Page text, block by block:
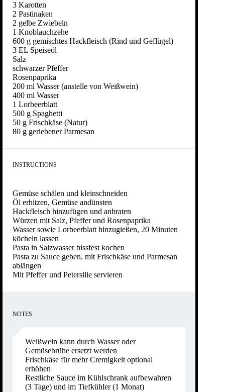
3 Karotten
2 Pastinaken
2 gelbe Zwiebeln
1 Knoblauchzehe
600 g gemischtes Hackfleisch (Rind und Geflügel)
3 EL Speiseöl
Salz
schwarzer Pfeffer
Rosenpaprika
200 ml Wasser (anstelle von Weißwein)
400 ml Wasser
1 Lorbeerblatt
500 g Spaghetti
50 g Frischkäse (Natur)
80 g geriebener Parmesan
INSTRUCTIONS
Gemüse schälen und kleinschneiden
Öl erhitzen, Gemüse andünsten
Hackfleisch hinzufügen und anbraten
Würzen mit Salz, Pfeffer und Rosenpaprika
Wasser sowie Lorbeerblatt hinzugießen, 20 Minuten
köcheln lassen
Pasta in Salzwasser bissfest kochen
Pasta zu Sauce geben, mit Frischkäse und Parmesan
ablängen
Mit Pfeffer und Petersilie servieren
NOTES
Weißwein kann durch Wasser oder
Gemüsebrühe ersetzt werden
Frischkäse für mehr Cremigkeit optional
erhöhen
Restliche Sauce im Kühlschrank aufbewahren
(3 Tage) und im Tiefkühler (1 Monat)